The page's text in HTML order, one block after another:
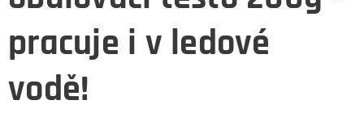
pracuje i v ledové
vodě!